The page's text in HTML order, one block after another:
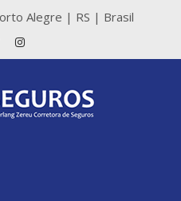
Alegre | RS | Brasil